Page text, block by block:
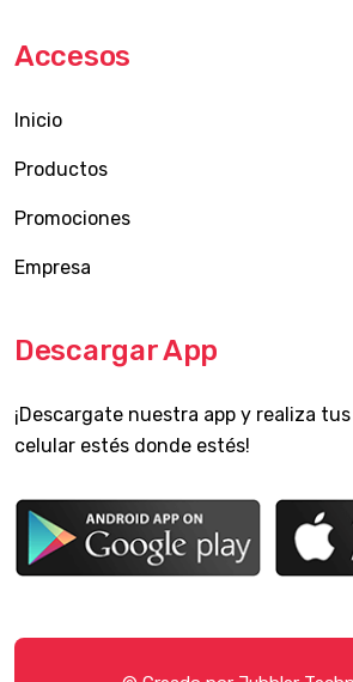
Accesos
Inicio
Productos
Promociones
Empresa
Descargar App
¡Descargate nuestra app y realiza
celular estés donde estés!